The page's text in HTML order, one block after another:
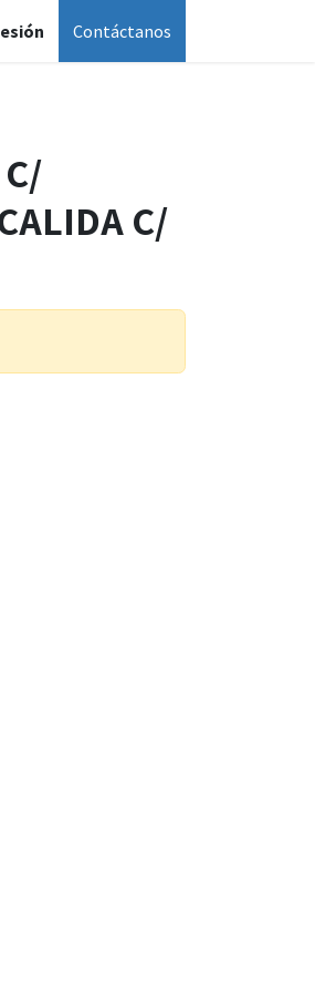
Contáctanos
C/